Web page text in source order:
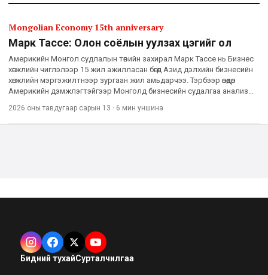
Mongolian Economy 15th anniversary
Марк Тассе: Олон соёлын уулзах цэгийг ол
Америкийн Монгол судлалын төвийн захирал Марк Тассе нь Бизнес
хөгжлийн чиглэлээр 15 жил ажилласан бөгөөд Азид дэлхийн бизнесийн
хөгжлийн мэргэжилтнээр зургаан жил амьдарчээ. Тэрбээр өнөөдөр
Америкийн дэмжлэгтэйгээр Монголд бизнесийн судалгаа анализ
2026 оны тавдугаар сарын 13 · 6 мин уншина
Бидний тухайСурталчилгаа